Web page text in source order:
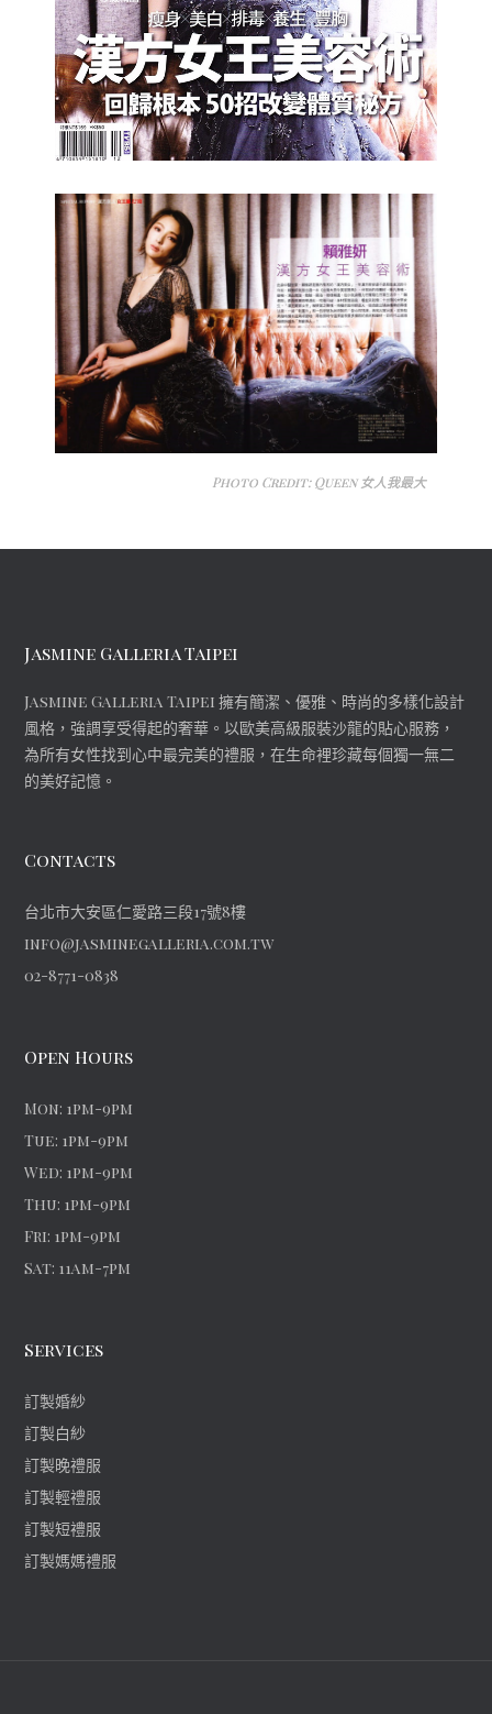
Photo Credit: Queen 女人我最大
Jasmine Galleria Taipei
Jasmine Galleria Taipei 擁有簡潔、優雅、時尚的多樣化設計
風格，強調享受得起的奢華。以歐美高級服裝沙龍的貼心服務，
為所有女性找到心中最完美的禮服，在生命裡珍藏每個獨一無二
的美好記憶。
Contacts
台北市大安區仁愛路三段17號8樓
info@jasminegalleria.com.tw
02-8771-0838
Open Hours
Mon: 1pm-9pm
Tue: 1pm-9pm
Wed: 1pm-9pm
Thu: 1pm-9pm
Fri: 1pm-9pm
Sat: 11am-7pm
Services
訂製婚紗
訂製白紗
訂製晚禮服
訂製輕禮服
訂製短禮服
訂製媽媽禮服